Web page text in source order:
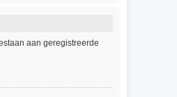
aan geregistreerde